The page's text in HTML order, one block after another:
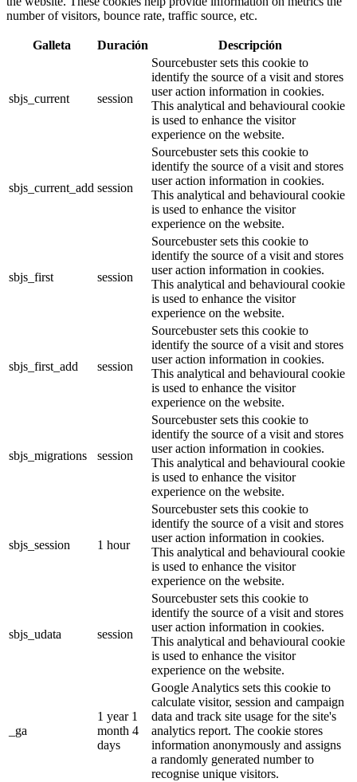
number of visitors, bounce rate, traffic source, etc.
Galleta Duración Descripción
sbjs_current session
Sourcebuster sets this cookie to
identify the source of a visit and stores
user action information in cookies.
This analytical and behavioural cookie
is used to enhance the visitor
experience on the website.
sbjs_current_add session
Sourcebuster sets this cookie to
identify the source of a visit and stores
user action information in cookies.
This analytical and behavioural cookie
is used to enhance the visitor
experience on the website.
sbjs_first session
Sourcebuster sets this cookie to
identify the source of a visit and stores
user action information in cookies.
This analytical and behavioural cookie
is used to enhance the visitor
experience on the website.
sbjs_first_add session
Sourcebuster sets this cookie to
identify the source of a visit and stores
user action information in cookies.
This analytical and behavioural cookie
is used to enhance the visitor
experience on the website.
sbjs_migrations session
Sourcebuster sets this cookie to
identify the source of a visit and stores
user action information in cookies.
This analytical and behavioural cookie
is used to enhance the visitor
experience on the website.
sbjs_session 1 hour
Sourcebuster sets this cookie to
identify the source of a visit and stores
user action information in cookies.
This analytical and behavioural cookie
is used to enhance the visitor
experience on the website.
sbjs_udata session
Sourcebuster sets this cookie to
identify the source of a visit and stores
user action information in cookies.
This analytical and behavioural cookie
is used to enhance the visitor
experience on the website.
_ga
1 year 1
month 4
days
Google Analytics sets this cookie to
calculate visitor, session and campaign
data and track site usage for the site's
analytics report. The cookie stores
information anonymously and assigns
a randomly generated number to
recognise unique visitors.